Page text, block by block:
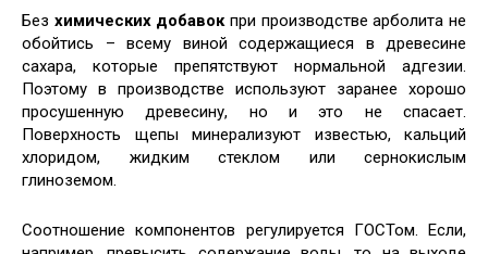
Без химических добавокпри производстве арболита не
обойтись – всему виной содержащиеся в древесине
сахара, которые препятствуют нормальной адгезии.
Поэтому в производстве используют заранее хорошо
просушенную древесину, но и это не спасает.
Поверхность щепы минерализуют известью, кальций
хлоридом, жидким стеклом или сернокислым
глиноземом.
Соотношение компонентов регулируется ГОСТом. Если,